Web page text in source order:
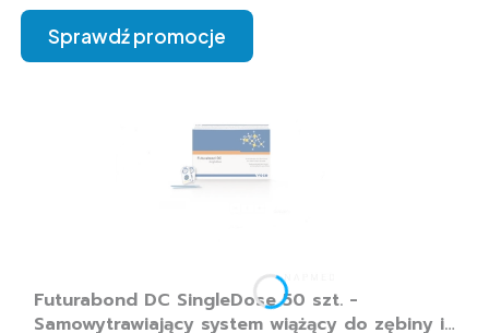
Sprawdź promocje
Futurabond DC SingleDose 50 szt. -
Samowytrawiający system wiążący do zębiny i